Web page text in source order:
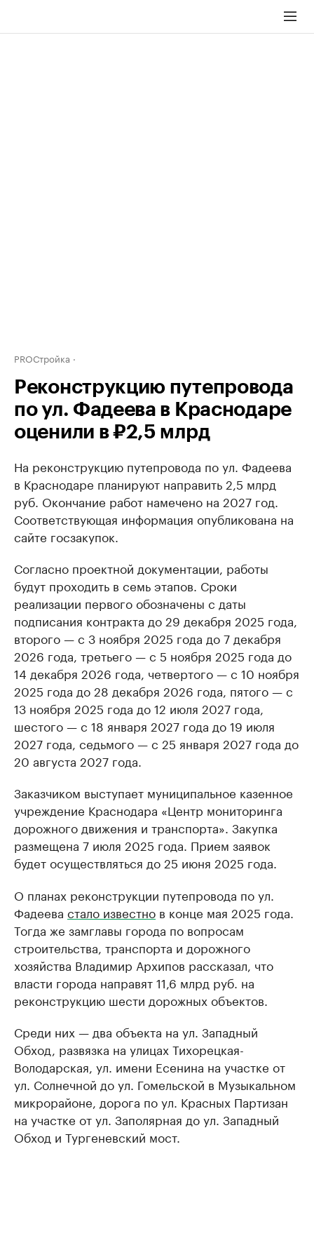
PROСтройка
Реконструкцию путепровода
по ул. Фадеева в Краснодаре
оценили в ₽2,5 млрд
На реконструкцию путепровода по ул. Фадеева
в Краснодаре планируют направить 2,5 млрд
руб. Окончание работ намечено на 2027 год.
Соответствующая информация опубликована на
сайте госзакупок.
Согласно проектной документации, работы
будут проходить в семь этапов. Сроки
реализации первого обозначены с даты
подписания контракта до 29 декабря 2025 года,
второго — с 3 ноября 2025 года до 7 декабря
2026 года, третьего — с 5 ноября 2025 года до
14 декабря 2026 года, четвертого — с 10 ноября
2025 года до 28 декабря 2026 года, пятого — с
13 ноября 2025 года до 12 июля 2027 года,
шестого — с 18 января 2027 года до 19 июля
2027 года, седьмого — с 25 января 2027 года до
20 августа 2027 года.
Заказчиком выступает муниципальное казенное
учреждение Краснодара «Центр мониторинга
дорожного движения и транспорта». Закупка
размещена 7 июля 2025 года. Прием заявок
будет осуществляться до 25 июня 2025 года.
О планах реконструкции путепровода по ул.
Фадеева стало известно в конце мая 2025 года.
Тогда же замглавы города по вопросам
строительства, транспорта и дорожного
хозяйства Владимир Архипов рассказал, что
власти города направят 11,6 млрд руб. на
реконструкцию шести дорожных объектов.
Среди них — два объекта на ул. Западный
Обход, развязка на улицах Тихорецкая-
Володарская, ул. имени Есенина на участке от
ул. Солнечной до ул. Гомельской в Музыкальном
микрорайоне, дорога по ул. Красных Партизан
на участке от ул. Заполярная до ул. Западный
Обход и Тургеневский мост.